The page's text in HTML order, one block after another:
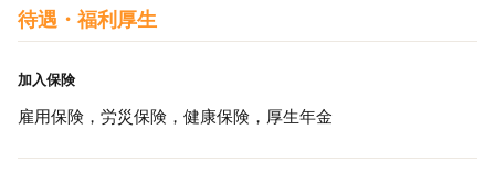
待遇・福利厚生
加入保険
雇用保険，労災保険，健康保険，厚生年金